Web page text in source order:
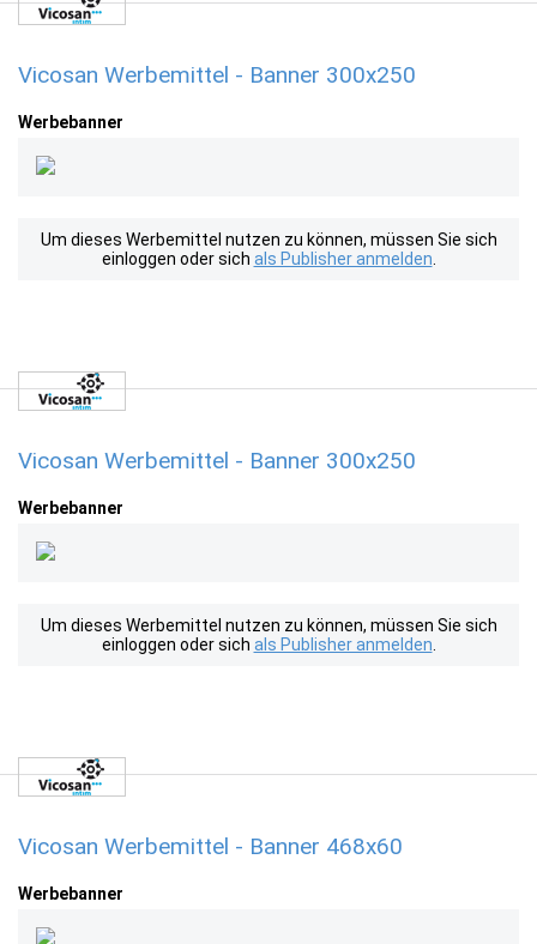
Vicosan Werbemittel - Banner 300x250
Werbebanner
Um dieses Werbemittel nutzen zu können, müssen Sie sich
einloggen oder sich als Publisher anmelden
Vicosan Werbemittel - Banner 300x250
Werbebanner
Um dieses Werbemittel nutzen zu können, müssen Sie sich
einloggen oder sich als Publisher anmelden
Vicosan Werbemittel - Banner 468x60
Werbebanner